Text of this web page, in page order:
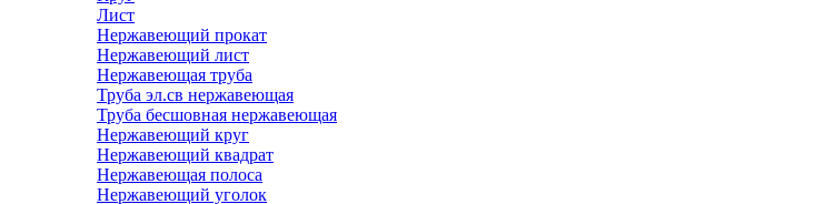
Лист
Нержавеющий прокат
Нержавеющий лист
Нержавеющая труба
Труба эл.св нержавеющая
Труба бесшовная нержавеющая
Нержавеющий круг
Нержавеющий квадрат
Нержавеющая полоса
Нержавеющий уголок